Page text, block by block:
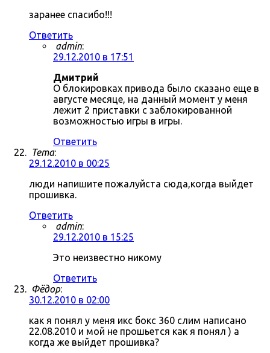
заранее спасибо!!!
Ответить
admin:
29.12.2010 в 17:51
Дмитрий
О блокировках привода было сказано еще в
августе месяце, на данный момент у меня
лежит 2 приставки с заблокированной
возможностью игры в игры.
Ответить
Tema:
29.12.2010 в 00:25
люди напишите пожалуйста сюда,когда выйдет
прошивка.
Ответить
admin:
29.12.2010 в 15:25
Это неизвестно никому
Ответить
Фёдор:
30.12.2010 в 02:00
как я понял у меня икс бокс 360 слим написано
22.08.2010 и мой не прошьется как я понял ) а
когда же выйдет прошивка?